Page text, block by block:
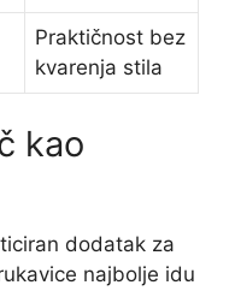
Praktičnost bez
kvarenja stila
kao
dodatak za
najbolje idu